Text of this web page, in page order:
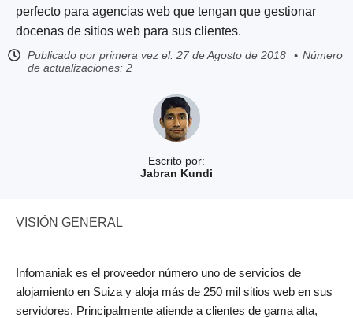
Escrito por:
Jabran Kundi
perfecto para agencias web que tengan que gestionar
docenas de sitios web para sus clientes.
Publicado por primera vez el: 27 de Agosto de 2018
Número
de actualizaciones: 2
VISIÓN GENERAL
Infomaniak es el proveedor número uno de servicios de
alojamiento en Suiza y aloja más de 250 mil sitios web en sus
servidores. Principalmente atiende a clientes de gama alta,